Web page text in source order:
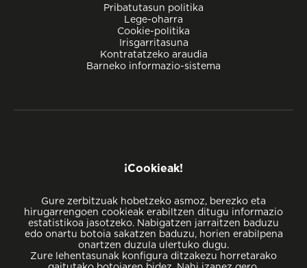
Pribatutasun politika
Lege-oharra
Cookie-politika
Irisgarritasuna
Kontratatzeko araudia
Barneko informazio-sistema
¡Cookieak!
Gure zerbitzuak hobetzeko asmoz, berezko eta
hirugarrengoen cookieak erabiltzen ditugu informazio
estatistikoa jasotzeko. Nabigatzen jarraitzen baduzu
edo onartu botoia sakatzen baduzu, horien erabilpena
onartzen duzula ulertuko dugu.
Zure lehentasunak konfigura ditzakezu horretarako